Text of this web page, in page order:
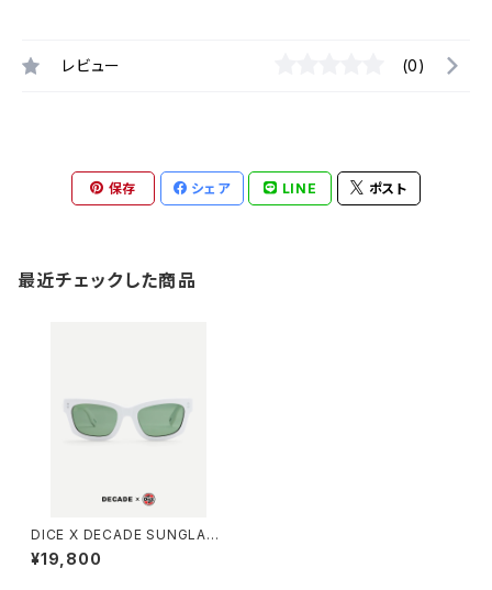
レビュー (0)
保存 シェア LINE ポスト
最近チェックした商品
DICE X DECADE SUNGLASS
ES - LIMITED EDITION
¥19,800